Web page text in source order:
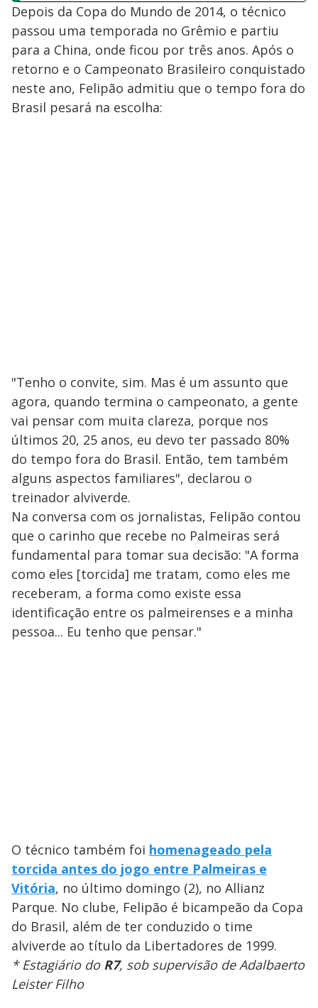
Depois da Copa do Mundo de 2014, o técnico
passou uma temporada no Grêmio e partiu
para a China, onde ficou por três anos. Após o
retorno e o Campeonato Brasileiro conquistado
neste ano, Felipão admitiu que o tempo fora do
Brasil pesará na escolha:
"Tenho o convite, sim. Mas é um assunto que
agora, quando termina o campeonato, a gente
vai pensar com muita clareza, porque nos
últimos 20, 25 anos, eu devo ter passado 80%
do tempo fora do Brasil. Então, tem também
alguns aspectos familiares", declarou o
treinador alviverde.
Na conversa com os jornalistas, Felipão contou
que o carinho que recebe no Palmeiras será
fundamental para tomar sua decisão: "A forma
como eles [torcida] me tratam, como eles me
receberam, a forma como existe essa
identificação entre os palmeirenses e a minha
pessoa... Eu tenho que pensar."
O técnico também foi homenageado pela
torcida antes do jogo entre Palmeiras e
Vitória, no último domingo (2), no Allianz
Parque. No clube, Felipão é bicampeão da Copa
do Brasil, além de ter conduzido o time
alviverde ao título da Libertadores de 1999.
* Estagiário do R7, sob supervisão de Adalbaerto
Leister Filho